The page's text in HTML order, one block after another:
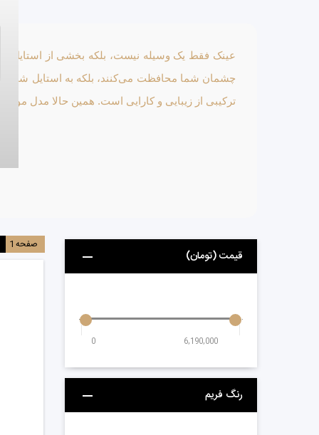
عینک فقط یک وسیله نیست، بلکه بخشی از استایل و
چشمان شما محافظت می‌کنند، بلکه به استایل شما
ترکیبی از زیبایی و کارایی است. همین حالا مدل مورد
قیمت (تومان)
6,190,000
0
رنگ فریم
صفحه 1